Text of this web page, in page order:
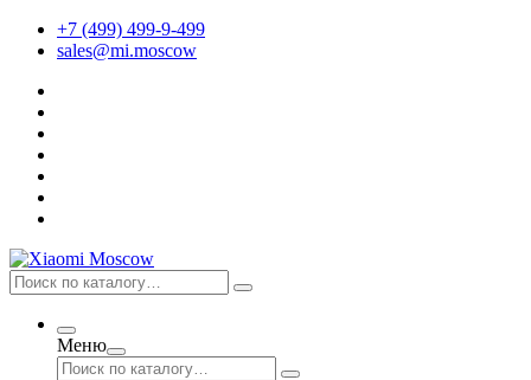
+7 (499) 499-9-499
sales@mi.moscow
Меню